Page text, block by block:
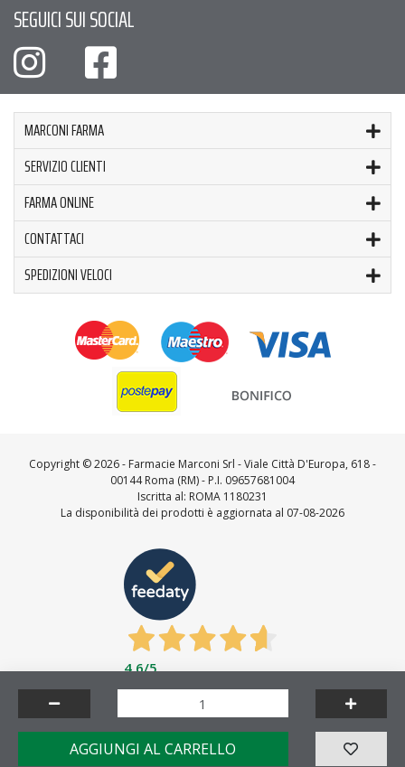
AGGIUNGI AL CARRELLO
SEGUICI SUI SOCIAL
MARCONI FARMA
SERVIZIO CLIENTI
FARMA ONLINE
CONTATTACI
SPEDIZIONI VELOCI
Copyright ©2026 - Farmacie Marconi Srl - Viale Città D'Europa, 618 -
00144 Roma (RM) - P.I. 09657681004
Iscritta al: ROMA 1180231
La disponibilità dei prodotti è aggiornata al 07-08-2026
4,6/5
Feedaty4.7/5-23716feedbacks
Made by